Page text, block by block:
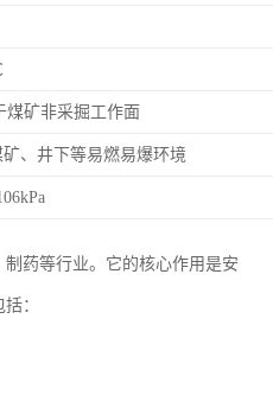
煤矿非采掘工作面
、井下等易燃易爆环境
药等行业。它的核心作用是安
：